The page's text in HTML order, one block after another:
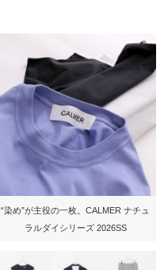
“染め”が主役の一枚。CALMER ナチュ
ラルダイシリーズ 2026SS